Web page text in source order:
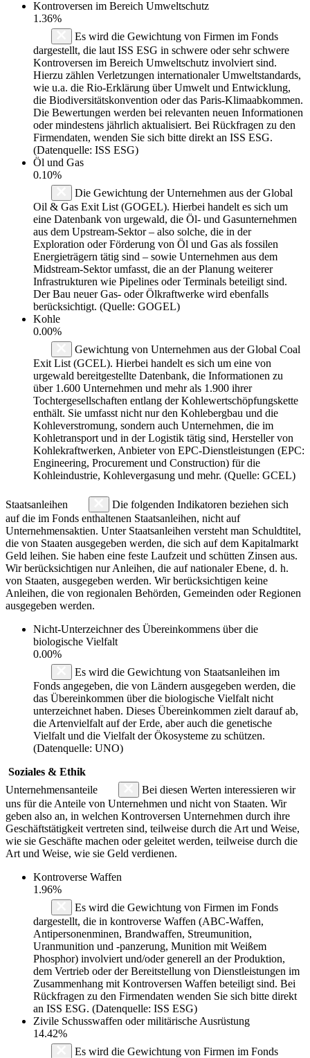
Kontroversen im Bereich Umweltschutz
1.36%
Es wird die Gewichtung von Firmen im Fonds
dargestellt, die laut ISS ESG in schwere oder sehr schwere
Kontroversen im Bereich Umweltschutz involviert sind.
Hierzu zählen Verletzungen internationaler Umweltstandards,
wie u.a. die Rio-Erklärung über Umwelt und Entwicklung,
die Biodiversitätskonvention oder das Paris-Klimaabkommen.
Die Bewertungen werden bei relevanten neuen Informationen
oder mindestens jährlich aktualisiert. Bei Rückfragen zu den
Firmendaten, wenden Sie sich bitte direkt an ISS ESG.
(Datenquelle: ISS ESG)
Öl und Gas
0.10%
Die Gewichtung der Unternehmen aus der Global
Oil & Gas Exit List (GOGEL). Hierbei handelt es sich um
eine Datenbank von urgewald, die Öl- und Gasunternehmen
aus dem Upstream-Sektor – also solche, die in der
Exploration oder Förderung von Öl und Gas als fossilen
Energieträgern tätig sind – sowie Unternehmen aus dem
Midstream-Sektor umfasst, die an der Planung weiterer
Infrastrukturen wie Pipelines oder Terminals beteiligt sind.
Der Bau neuer Gas- oder Ölkraftwerke wird ebenfalls
berücksichtigt. (Quelle: GOGEL)
Kohle
0.00%
Gewichtung von Unternehmen aus der Global Coal
Exit List (GCEL). Hierbei handelt es sich um eine von
urgewald bereitgestellte Datenbank, die Informationen zu
über 1.600 Unternehmen und mehr als 1.900 ihrer
Tochtergesellschaften entlang der Kohlewertschöpfungskette
enthält. Sie umfasst nicht nur den Kohlebergbau und die
Kohleverstromung, sondern auch Unternehmen, die im
Kohletransport und in der Logistik tätig sind, Hersteller von
Kohlekraftwerken, Anbieter von EPC-Dienstleistungen (EPC:
Engineering, Procurement und Construction) für die
Kohleindustrie, Kohlevergasung und mehr. (Quelle: GCEL)
Staatsanleihen
Die folgenden Indikatoren beziehen sich
auf die im Fonds enthaltenen Staatsanleihen, nicht auf
Unternehmensaktien. Unter Staatsanleihen versteht man Schuldtitel,
die von Staaten ausgegeben werden, die sich auf dem Kapitalmarkt
Geld leihen. Sie haben eine feste Laufzeit und schütten Zinsen aus.
Wir berücksichtigen nur Anleihen, die auf nationaler Ebene, d. h.
von Staaten, ausgegeben werden. Wir berücksichtigen keine
Anleihen, die von regionalen Behörden, Gemeinden oder Regionen
ausgegeben werden.
Nicht-Unterzeichner des Übereinkommens über die
biologische Vielfalt
0.00%
Es wird die Gewichtung von Staatsanleihen im
Fonds angegeben, die von Ländern ausgegeben werden, die
das Übereinkommen über die biologische Vielfalt nicht
unterzeichnet haben. Dieses Übereinkommen zielt darauf ab,
die Artenvielfalt auf der Erde, aber auch die genetische
Vielfalt und die Vielfalt der Ökosysteme zu schützen.
(Datenquelle: UNO)
Soziales & Ethik
Unternehmensanteile
Bei diesen Werten interessieren wir
uns für die Anteile von Unternehmen und nicht von Staaten. Wir
geben also an, in welchen Kontroversen Unternehmen durch ihre
Geschäftstätigkeit vertreten sind, teilweise durch die Art und Weise,
wie sie Geschäfte machen oder geleitet werden, teilweise durch die
Art und Weise, wie sie Geld verdienen.
Kontroverse Waffen
1.96%
Es wird die Gewichtung von Firmen im Fonds
dargestellt, die in kontroverse Waffen (ABC-Waffen,
Antipersonenminen, Brandwaffen, Streumunition,
Uranmunition und -panzerung, Munition mit Weißem
Phosphor) involviert und/oder generell an der Produktion,
dem Vertrieb oder der Bereitstellung von Dienstleistungen im
Zusammenhang mit Kontroversen Waffen beteiligt sind. Bei
Rückfragen zu den Firmendaten wenden Sie sich bitte direkt
an ISS ESG. (Datenquelle: ISS ESG)
Zivile Schusswaffen oder militärische Ausrüstung
14.42%
Es wird die Gewichtung von Firmen im Fonds